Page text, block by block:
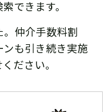
できます。
仲介手数料割
も引き続き実施
ださい。